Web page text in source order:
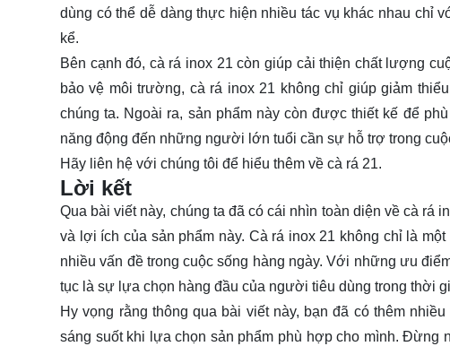
dùng có thể dễ dàng thực hiện nhiều tác vụ khác nhau chỉ
kể.
Bên cạnh đó, cà rá inox 21 còn giúp cải thiện chất lượng
bảo vệ môi trường, cà rá inox 21 không chỉ giúp giảm
chúng ta. Ngoài ra, sản phẩm này còn được thiết kế để
năng động đến những người lớn tuổi cần sự hỗ trợ trong
Hãy liên hệ với chúng tôi để hiểu thêm về cà rá 21.
Lời kết
Qua bài viết này, chúng ta đã có cái nhìn toàn diện về cà rá
và lợi ích của sản phẩm này. Cà rá inox 21 không chỉ là
nhiều vấn đề trong cuộc sống hàng ngày. Với những ưu
tục là sự lựa chọn hàng đầu của người tiêu dùng trong thời
Hy vọng rằng thông qua bài viết này, bạn đã có thêm
sáng suốt khi lựa chọn sản phẩm phù hợp cho mình. Đừng